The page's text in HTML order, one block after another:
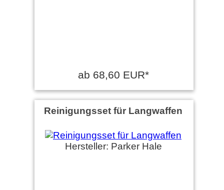
ab 68,60 EUR*
Reinigungsset für Langwaffen
Hersteller: Parker Hale